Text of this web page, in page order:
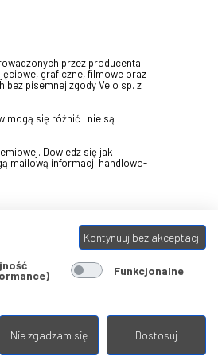
przez producenta.
graficzne, filmowe oraz
pisemnej zgody Velo sp. z
mogą się różnić i nie są
Dowiedz się jak
mailową informacji handlowo-
Kontynuuj bez akceptacji
Funkcjonalne
Nie zgadzam się Dostosuj